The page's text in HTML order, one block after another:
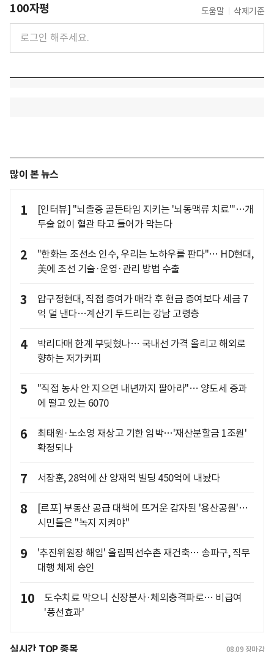
100자평 도움말 삭제기준
많이 본 뉴스
1
[인터뷰] "뇌졸중 골든타임 지키는 '뇌동맥류 치료'"…개
두술 없이 혈관 타고 들어가 막는다
2
"한화는 조선소 인수, 우리는 노하우를 판다"… HD현대,
美에 조선 기술·운영·관리 방법 수출
3
압구정현대, 직접 증여가 매각 후 현금 증여보다 세금 7
억 덜 낸다…계산기 두드리는 강남 고령층
4
박리다매 한계 부딪혔나… 국내선 가격 올리고 해외로
향하는 저가커피
5
"직접 농사 안 지으면 내년까지 팔아라"… 양도세 중과
에 떨고 있는 6070
6
최태원·노소영 재상고 기한 임박…'재산분할금 1조원'
확정되나
7 서장훈, 28억에 산 양재역 빌딩 450억에 내놨다
8
[르포] 부동산 공급 대책에 뜨거운 감자된 '용산공원'…
시민들은 "녹지 지켜야"
9
'추진위원장 해임' 올림픽선수촌 재건축… 송파구, 직무
대행 체제 승인
10
도수치료 막으니 신장분사·체외충격파로… 비급여
'풍선효과'
실시간 TOP 종목 08.09 장마감